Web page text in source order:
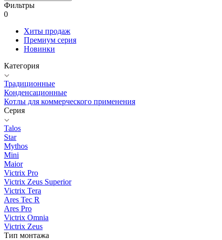
Фильтры
0
Хиты продаж
Премиум серия
Новинки
Категория
Традиционные
Конденсационные
Котлы для коммерческого применения
Серия
Talos
Star
Mythos
Mini
Maior
Victrix Pro
Victrix Zeus Superior
Victrix Tera
Ares Tec R
Ares Pro
Victrix Omnia
Victrix Zeus
Тип монтажа